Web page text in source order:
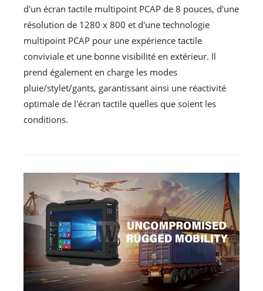
d'un écran tactile multipoint PCAP de 8 pouces, d'une
résolution de 1280 x 800 et d'une technologie
multipoint PCAP pour une expérience tactile
conviviale et une bonne visibilité en extérieur. Il
prend également en charge les modes
pluie/stylet/gants, garantissant ainsi une réactivité
optimale de l'écran tactile quelles que soient les
conditions.